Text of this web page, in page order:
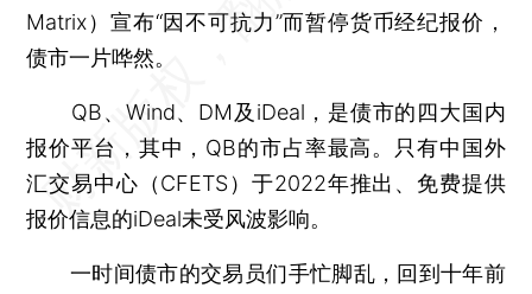
Matrix）宣布“因不可抗力”而暂停货币经纪报价，
债市一片哗然。
QB、Wind、DM及iDeal，是债市的四大国内
报价平台，其中，QB的市占率最高。只有中国外
汇交易中心（CFETS）于2022年推出、免费提供
报价信息的iDeal未受风波影响。
一时间债市的交易员们手忙脚乱，回到十年前